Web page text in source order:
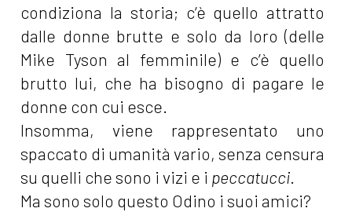
condiziona la storia; c’è quello attratto
dalle donne brutte e solo da loro (delle
Mike Tyson al femminile) e c’è quello
brutto lui, che ha bisogno di pagare le
donne con cui esce.
Insomma, viene rappresentato uno
spaccato di umanità vario, senza censura
su quelli che sono i vizi e i peccatucci.
Ma sono solo questo Odino i suoi amici?